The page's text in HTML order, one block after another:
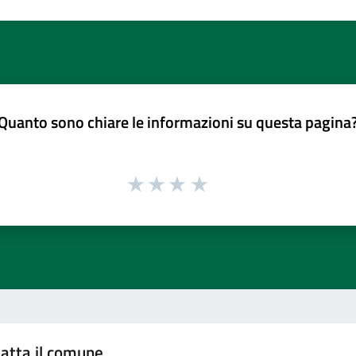
sono chiare le informazioni su questa